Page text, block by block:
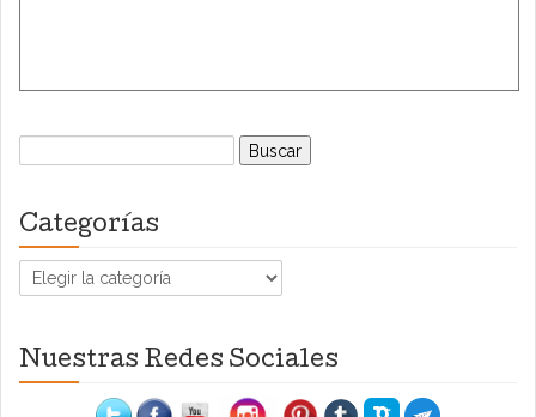
Buscar:
Categorías
Categorías
Nuestras Redes Sociales